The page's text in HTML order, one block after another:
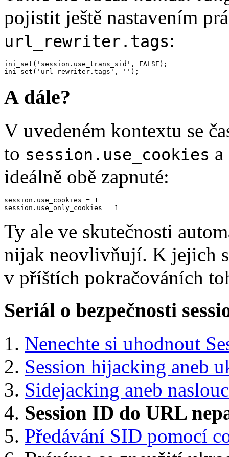
pojistit ještě nastavením
url_rewriter.tags:
ini_set( 'session.use_trans_sid' , FALSE );
ini_set( 'url_rewriter.tags' , '' );
A dále?
V uvedeném kontextu se
to session.use_cookies a
ideálně obě zapnuté:
session.use_cookies = 1
session.use_only_cookies = 1
Ty ale ve skutečnosti
nijak neovlivňují. K jejich
v příštích pokračováních
Seriál o bezpečnosti
Nenechte si uhodnout
Session hijacking aneb
Sidejacking aneb
Session ID do URL
Předávání SID pomocí